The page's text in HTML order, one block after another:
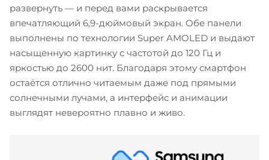
развернуть — и перед вами раскрывается
впечатляющий 6,9-дюймовый экран. Обе панели
выполнены по технологии Super AMOLED и выдают
насыщенную картинку с частотой до 120 Гц и
яркостью до 2600 нит. Благодаря этому смартфон
остаётся отлично читаемым даже под прямыми
солнечными лучами, а интерфейс и анимации
выглядят невероятно плавно и живо.